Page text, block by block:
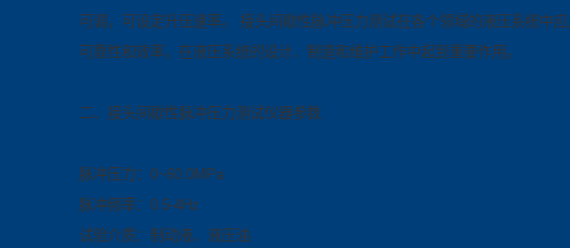
可调，可设定升压速率。 接头间歇性脉冲压力测试在各个领域的液压系统中
可靠性和效率，在液压系统的设计、制造和维护工作中起到重要作用。
二、接头间歇性脉冲压力测试仪器参数
脉冲压力：0~60.0MPa
脉冲频率：0.5-4Hz
试验介质：制动液、液压油